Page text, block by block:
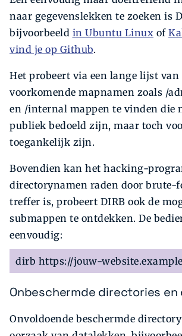
naar gegevenslekken te zoeken is
bijvoorbeeld in Ubuntu Linux of
vind je op Github.
Het probeert via een lange lijst van
voorkomende mapnamen zoals /
en /internal mappen te vinden die
publiek bedoeld zijn, maar toch
toegankelijk zijn.
Bovendien kan het hacking-­
directorynamen raden door brute-
treffer is, probeert DIRB ook de
submappen te ontdekken. De
eenvoudig:
dirb https://jouw-website.example
Onbeschermde directories en
Onvoldoende beschermde